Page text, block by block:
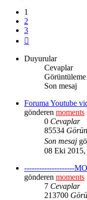
1
2
3
Duyurular
Cevaplar
Görüntüleme
Son mesaj
Foruma Youtube
gönderen moments
0 Cevaplar
85534
Son mesaj
08 Eki 2015,
--------------------
gönderen moments
7 Cevaplar
213700